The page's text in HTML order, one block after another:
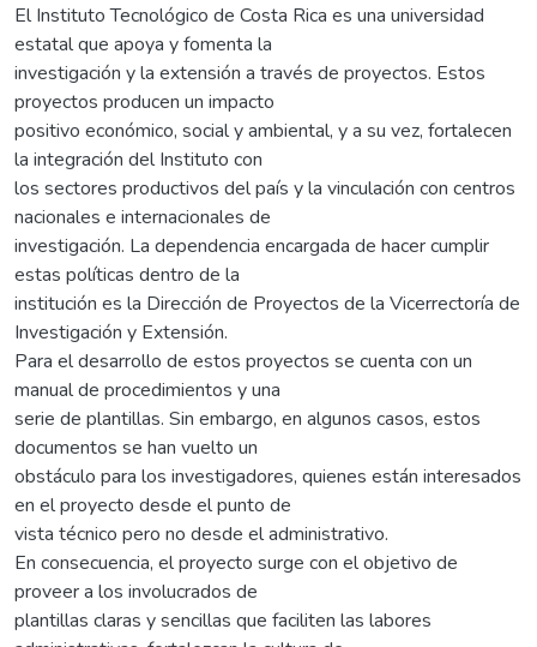
El Instituto Tecnológico de Costa Rica es una universidad
estatal que apoya y fomenta la
investigación y la extensión a través de proyectos. Estos
proyectos producen un impacto
positivo económico, social y ambiental, y a su vez, fortalecen
la integración del Instituto con
los sectores productivos del país y la vinculación con centros
nacionales e internacionales de
investigación. La dependencia encargada de hacer cumplir
estas políticas dentro de la
institución es la Dirección de Proyectos de la Vicerrectoría de
Investigación y Extensión.
Para el desarrollo de estos proyectos se cuenta con un
manual de procedimientos y una
serie de plantillas. Sin embargo, en algunos casos, estos
documentos se han vuelto un
obstáculo para los investigadores, quienes están interesados
en el proyecto desde el punto de
vista técnico pero no desde el administrativo.
En consecuencia, el proyecto surge con el objetivo de
proveer a los involucrados de
plantillas claras y sencillas que faciliten las labores